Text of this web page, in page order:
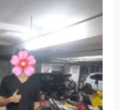
Jatinegara